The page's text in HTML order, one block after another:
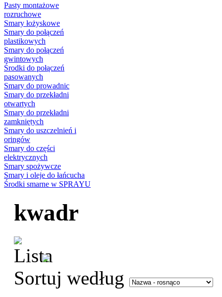
Pasty montażowe
rozruchowe
Smary łożyskowe
Smary do połączeń
plastikowych
Smary do połączeń
gwintowych
Środki do połączeń
pasowanych
Smary do prowadnic
Smary do przekładni
otwartych
Smary do przekładni
zamkniętych
Smary do uszczelnień i
oringów
Smary do części
elektrycznych
Smary spożywcze
Smary i oleje do łańcucha
Środki smarne w SPRAYU
kwadr
Sortuj według